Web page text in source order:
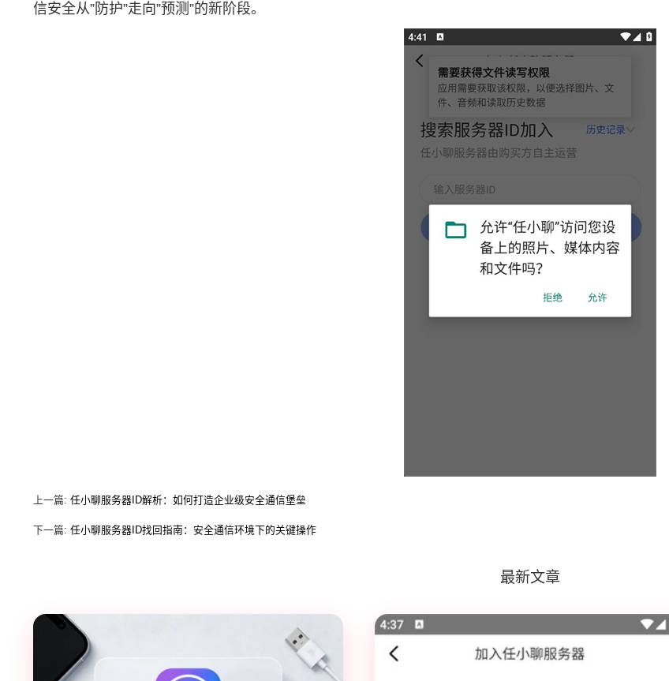
信安全从”防护”走向”预测”的新阶段。
上一篇: 任小聊服务器ID解析：如何打造企业级安全通信堡垒
下一篇: 任小聊服务器ID找回指南：安全通信环境下的关键操作
最新文章